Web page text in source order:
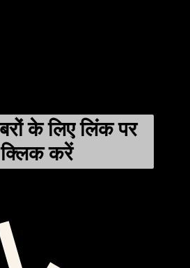
के लिए लिंक पर
क्लिक करें